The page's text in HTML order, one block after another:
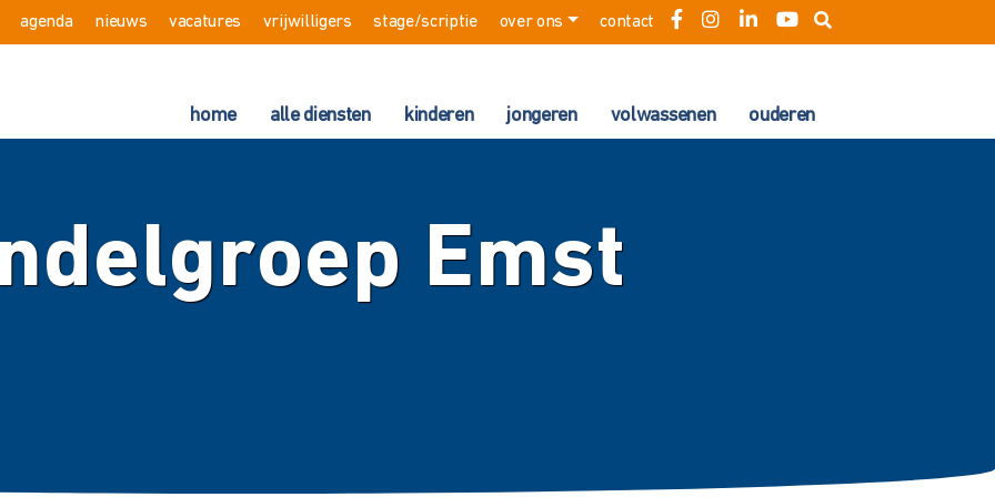
agenda nieuws vacatures vrijwilligers stage/scriptie over ons contact
home alle diensten kinderen jongeren volwassenen ouderen
Emst